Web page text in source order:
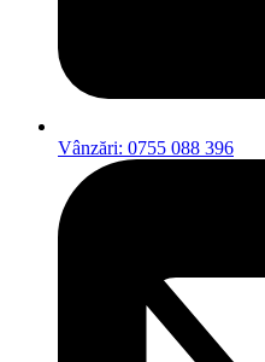
Vânzări: 0755 088 396